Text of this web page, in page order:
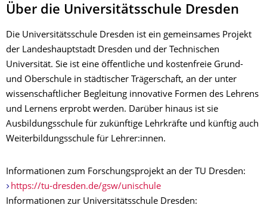
Über die Universitätsschule Dresden
Die Universitätsschule Dresden ist ein gemeinsames Projekt
der Landeshauptstadt Dresden und der Technischen
Universität. Sie ist eine öffentliche und kostenfreie Grund-
und Oberschule in städtischer Trägerschaft, an der unter
wissenschaftlicher Begleitung innovative Formen des Lehrens
und Lernens erprobt werden. Darüber hinaus ist sie
Ausbildungsschule für zukünftige Lehrkräfte und künftig auch
Weiterbildungsschule für Lehrer:innen.
Informationen zum Forschungsprojekt an der TU Dresden:
https://tu-dresden.de/gsw/unischule
Informationen zur Universitätsschule Dresden: